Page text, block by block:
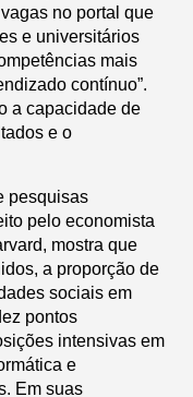
no portal que
e universitários
mais
contínuo”.
a capacidade de
e o
pesquisas
pelo economista
mostra que
a proporção de
sociais em
pontos
intensivas em
e
Em suas